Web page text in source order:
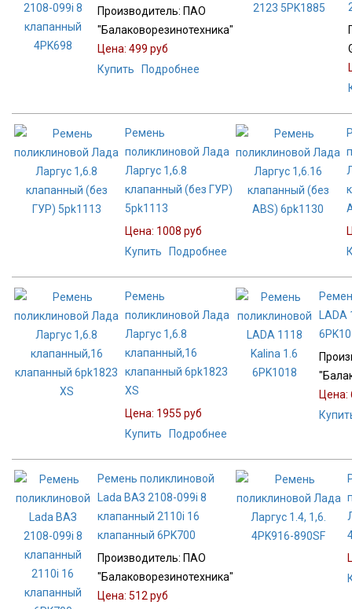
Производитель: ПАО
"Балаковорезинотехника"
Цена: 499 руб
Купить
Подробнее
Ремень
поликлиновой Лада
Ларгус 1,6.8
клапанный (без ГУР)
5pk1113
Цена: 1008 руб
Купить
Подробнее
Ремень
поликлиновой Лада
Ларгус 1,6.8
клапанный,16
клапанный 6pk1823
XS
Цена: 1955 руб
Купить
Подробнее
Цена:
Ремень поликлиновой
Lada ВАЗ 2108-099i 8
клапанный 2110i 16
клапанный 6PK700
Производитель: ПАО
"Балаковорезинотехника"
Цена: 512 руб